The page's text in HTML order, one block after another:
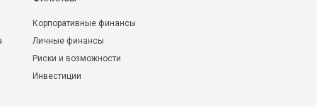
Корпоративные финансы
Личные финансы
Риски и возможности
Инвестиции